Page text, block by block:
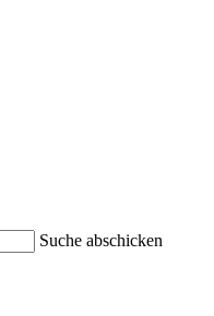
Suche abschicken